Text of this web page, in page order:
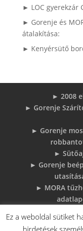
► LOC gyerekzár
► Gorenje és
átalakítása:
► Kenyérsütő
► 2008
► Gorenje
► Gorenje
►
► Gorenje
► MORA
Ez a weboldal sütiket
hirdetések